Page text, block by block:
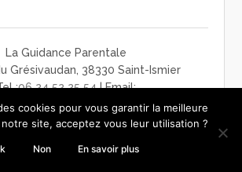
La Guidance Parentale
Grésivaudan, 38330 Saint-Ismier
:06 24 52 25 54| Email:
-charte de confidentialité-CGV
cookies pour vous garantir la meilleure
site, acceptez vous leur utilisation ?
Non En savoir plus